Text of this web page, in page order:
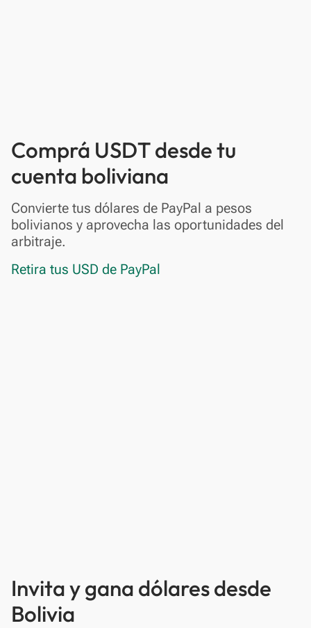
Comprá USDT desde tu
cuenta boliviana
Convierte tus dólares de PayPal a pesos
bolivianos y aprovecha las oportunidades del
arbitraje.
Retira tus USD de PayPal
Invita y gana dólares desde
Bolivia